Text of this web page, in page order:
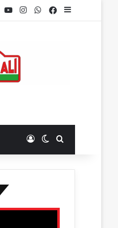
YouTube
Instagram
WhatsApp
GrupoSidebar
Log InSwitch skin